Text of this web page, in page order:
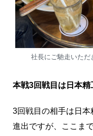
社長にご馳走いただ
本戦3回戦目は日本
3回戦目の相手は日
進出ですが、ここま